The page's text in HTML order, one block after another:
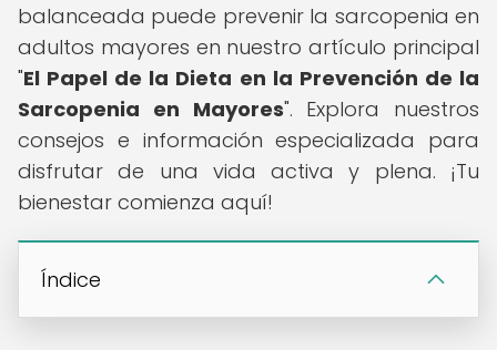
balanceada puede prevenir la sarcopenia en
adultos mayores en nuestro artículo principal
"El Papel de la Dieta en la Prevención de la
Sarcopenia en Mayores". Explora nuestros
consejos e información especializada para
disfrutar de una vida activa y plena. ¡Tu
bienestar comienza aquí!
Índice